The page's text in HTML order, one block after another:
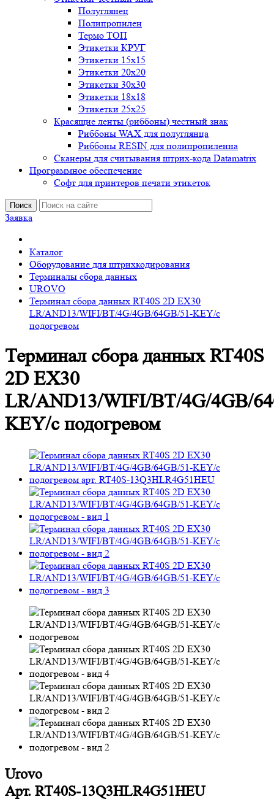
Полуглянец
Полипропилен
Термо ТОП
Этикетки КРУГ
Этикетки 15х15
Этикетки 20х20
Этикетки 30х30
Этикетки 18х18
Этикетки 25х25
Красящие ленты (риббоны) честный знак
Риббоны WAX для полуглянца
Риббоны RESIN для полипропиленна
Сканеры для считывания штрих-кода Datamatrix
Программное обеспечение
Софт для принтеров печати этикеток
Поиск
Заявка
Каталог
Оборудование для штрихкодирования
Терминалы сбора данных
UROVO
Терминал сбора данных RT40S 2D EX30
LR/AND13/WIFI/BT/4G/4GB/64GB/51-KEY/с
подогревом
Терминал сбора данных RT40S
2D EX30
LR/AND13/WIFI/BT/4G/4GB/
KEY/с подогревом
Urovo
Арт. RT40S-13Q3HLR4G51HEU